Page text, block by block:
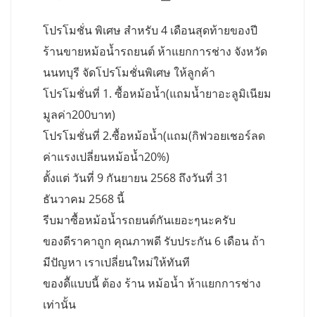
โปรโมชั่น พิเศษ สำหรับ 4 เดือนสุดท้ายของปี
ร้านขายหม้อน้ำรถยนต์ ห้าแยกการช่าง จังหวัด
นนทบุรี จัดโปรโมชั่นพิเศษ ให้ลูกค้า
โปรโมชั่นที่ 1. ซื้อหม้อน้ำ(แถมน้ำยาอะลูมิเนียม
มูลค่า200บาท)
โปรโมชั่นที่ 2.ซื้อหม้อน้ำ(แถม(กิฟวอยเชอร์ลด
ค่าแรงเปลี่ยนหม้อน้ำ20%)
ตั้งแต่ วันที่ 9 กันยายน 2568 ถึงวันที่ 31
ธันวาคม 2568 นี้
รีบมาซื้อหม้อน้ำรถยนต์กันเยอะๆนะครับ
ของดีราคาถูก คุณภาพดี รับประกัน 6 เดือน ถ้า
มีปัญหา เราเปลี่ยนใหม่ให้ทันที
ของดีัแบบนี้ ต้อง ร้าน หม้อน้ำ ห้าแยกการช่าง
เท่านั้น